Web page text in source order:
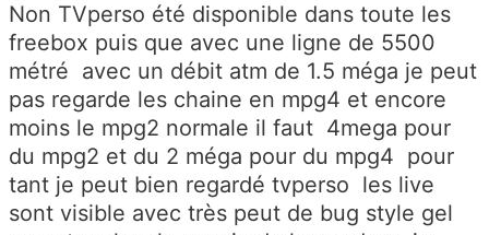
Non TVperso été disponible dans toute les
freebox puis que avec une ligne de 5500
métré avec un débit atm de 1.5 méga je peut
pas regarde les chaine en mpg4 et encore
moins le mpg2 normale il faut 4mega pour
du mpg2 et du 2 méga pour du mpg4 pour
tant je peut bien regardé tvperso les live
sont visible avec très peut de bug style gel